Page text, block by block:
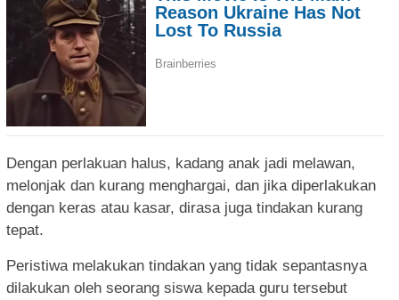
Dengan perlakuan halus, kadang anak jadi melawan,
melonjak dan kurang menghargai, dan jika diperlakukan
dengan keras atau kasar, dirasa juga tindakan kurang
tepat.
Peristiwa melakukan tindakan yang tidak sepantasnya
dilakukan oleh seorang siswa kepada guru tersebut